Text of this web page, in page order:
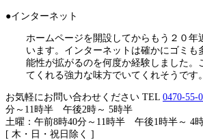
●インターネット
ホームページを開設してからもう２０年
います。インターネットは確かにゴミも
能性が拡がるのを何度か経験しました。
てくれる強力な味方でいてくれそうです。
お気軽にお問い合わせください TEL 0470-55-
分～11時半 午後2時～ 5時半
土曜：午前8時40分～11時半 午後1時半～ 4
[ 木・日・祝日除く ]